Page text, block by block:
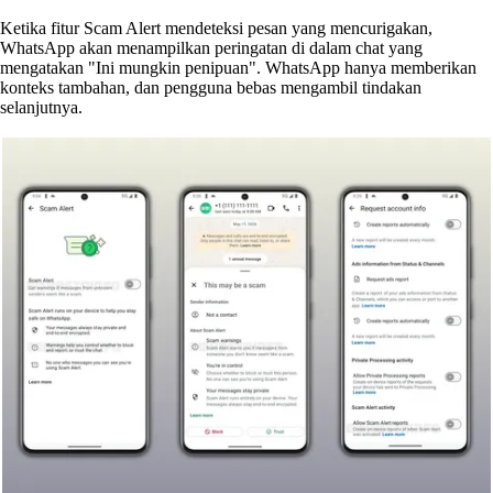
Ketika fitur Scam Alert mendeteksi pesan yang mencurigakan,
WhatsApp akan menampilkan peringatan di dalam chat yang
mengatakan "Ini mungkin penipuan". WhatsApp hanya memberikan
konteks tambahan, dan pengguna bebas mengambil tindakan
selanjutnya.